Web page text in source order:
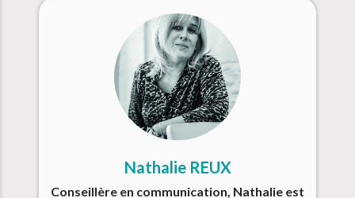
Nathalie REUX
Conseillère en communication, Nathalie est